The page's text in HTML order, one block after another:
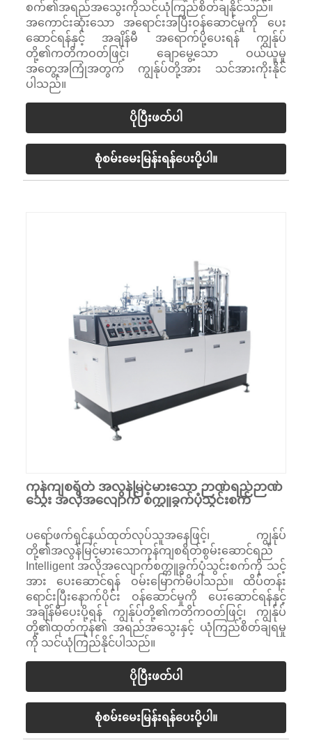
စက်၏အရည်အသွေးကိုသင်ယုံကြည်စိတ်ချနိုင်သည်။
အကောင်းဆုံးသော အရောင်းအပြီးဝန်ဆောင်မှုကို ပေး
ဆောင်ရန်နှင့် အချိန်မီ အရောက်ပို့ပေးရန် ကျွန်ုပ်
တို့၏ကတိကဝတ်ဖြင့်၊ ချောမွေ့သော ဝယ်ယူမှု
အတွေ့အကြုံအတွက် ကျွန်ုပ်တို့အား သင်အားကိုးနိုင်
ပါသည်။
ပိုပြီးဖတ်ပါ
စုံစမ်းမေးမြန်းရန်ပေးပို့ပါ။
ကုန်ကျစရိတ် အလွန်မြင့်မားသော ဉာဏ်ရည်ဉာဏ်
သွေး အလိုအလျောက် စက္ကူခွက်ပုံသွင်းစက်
ပရော်ဖက်ရှင်နယ်ထုတ်လုပ်သူအနေဖြင့်၊ ကျွန်ုပ်
တို့၏အလွန်မြင့်မားသောကုန်ကျစရိတ်စွမ်းဆောင်ရည်
Intelligent အလိုအလျောက်စက္ကူခွက်ပုံသွင်းစက်ကို သင့်
အား ပေးဆောင်ရန် ဝမ်းမြောက်မိပါသည်။ ထိပ်တန်း
ရောင်းပြီးနောက်ပိုင်း ဝန်ဆောင်မှုကို ပေးဆောင်ရန်နှင့်
အချိန်မီပေးပို့ရန် ကျွန်ုပ်တို့၏ကတိကဝတ်ဖြင့်၊ ကျွန်ုပ်
တို့၏ထုတ်ကုန်၏ အရည်အသွေးနှင့် ယုံကြည်စိတ်ချရမှု
ကို သင်ယုံကြည်နိုင်ပါသည်။
ပိုပြီးဖတ်ပါ
စုံစမ်းမေးမြန်းရန်ပေးပို့ပါ။